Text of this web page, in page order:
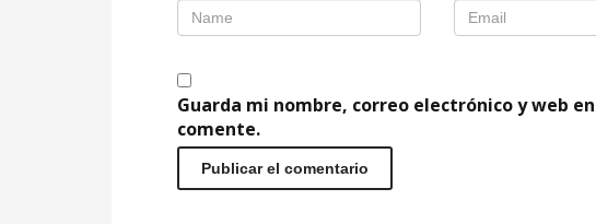
Guarda mi nombre, correo electrónico y web
comente.